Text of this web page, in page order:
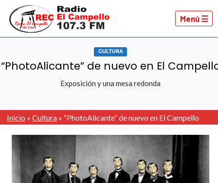
Menú ☰
CULTURA
“PhotoAlicante” de nuevo en El
Exposición y una mesa redonda
Inicio » Cultura» “PhotoAlicante” de nuevo en El Campello